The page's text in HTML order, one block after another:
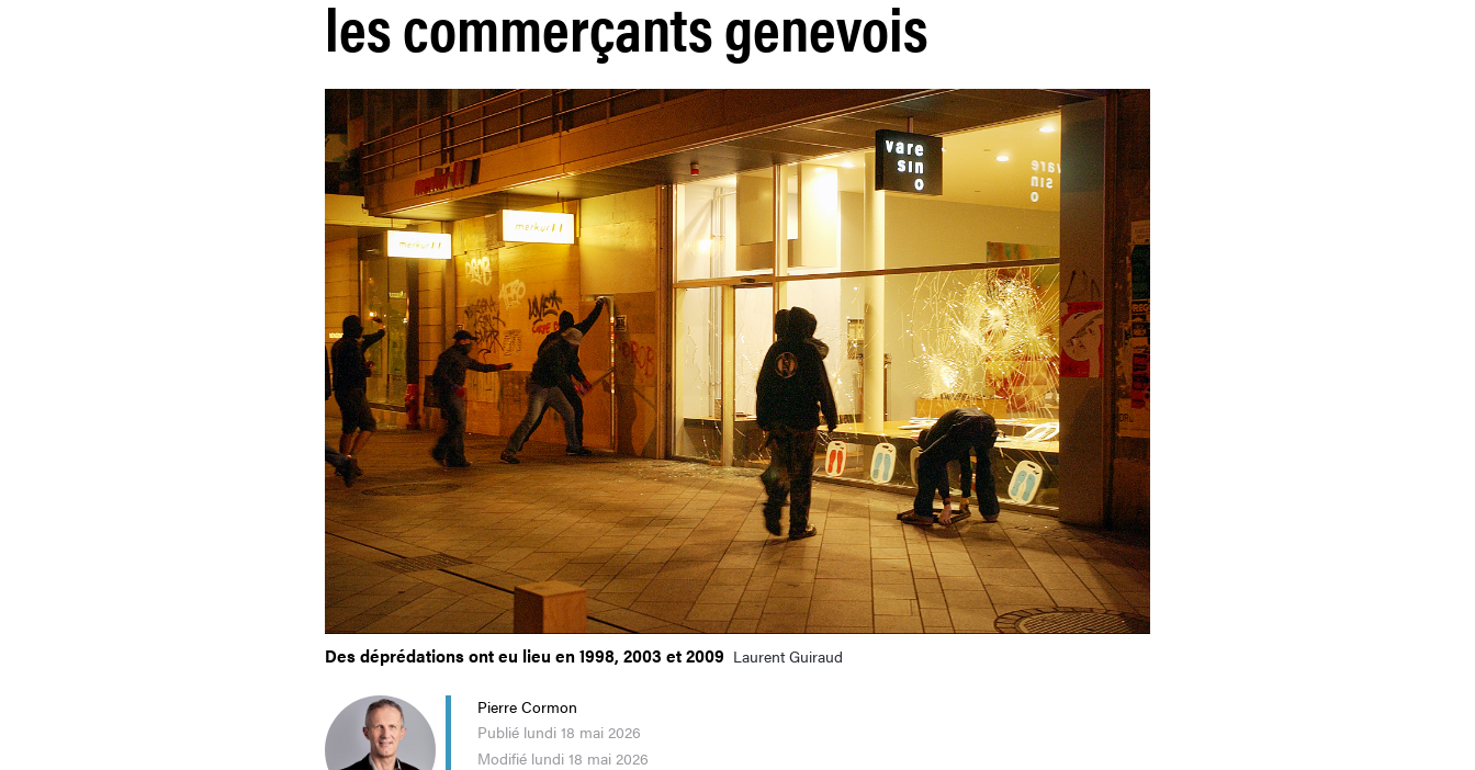
les commerçants genevois
Des déprédations ont eu lieu en 1998, 2003 et 2009 Laurent Guiraud
Pierre Cormon
Publié lundi 18 mai 2026
Modifié lundi 18 mai 2026